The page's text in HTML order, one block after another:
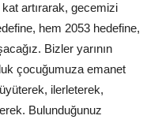
kat artırarak, gecemizi
hem 2053 hedefine,
Bizler yarının
çocuğumuza emanet
ilerleterek,
Bulunduğunuz